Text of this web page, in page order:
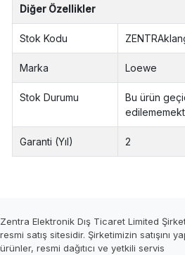
Diğer Özellikler
Stok Kodu
Marka Loewe
Stok Durumu
Bu ürün
Garanti (Yıl) 2
Zentra Elektronik Dış Ticaret Limited
resmi satış sitesidir. Şirketimizin satışını
ürünler, resmi dağıtıcı ve yetkili servis